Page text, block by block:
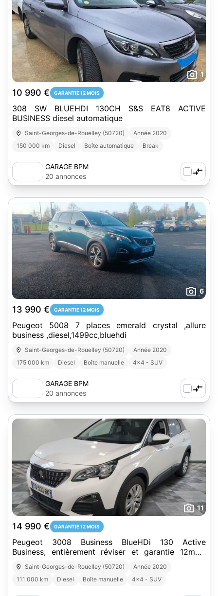
1
10 990 € GARANTIE 12 MOIS
308 SW BLUEHDI 130CH S&S EAT8 ACTIVE
BUSINESS diesel automatique
Saint-Georges-de-Rouelley (50720)
Année 2020
150 000 km
Diesel Boîte automatique Break
GARAGE BPM
20 annonces
6
13 990 € GARANTIE 12 MOIS
Peugeot 5008 7 places emerald crystal ,allure
business ,diesel,1499cc,bluehdi
Saint-Georges-de-Rouelley (50720)
Année 2020
175 000 km
Diesel Boîte manuelle 4x4 - SUV
GARAGE BPM
20 annonces
11
14 990 € GARANTIE 12 MOIS
Peugeot 3008 Business BlueHDi 130 Active
Business, entièrement réviser et garantie 12mois
avec seulement 111 000km
Saint-Georges-de-Rouelley (50720)
Année 2020
111 000 km
Diesel Boîte manuelle 4x4 - SUV